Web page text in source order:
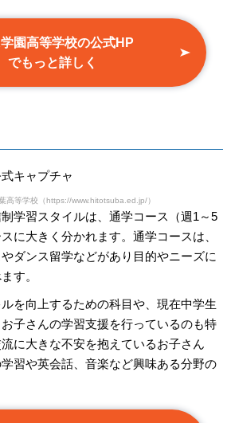
園高等学校の公式HP
でもっと詳しく
高等学校（https://www.hitotsuba.ed.jp/）
学習スタイルは、通学コース（週1～5
に大きく分かれます。通学コースは、
ダンス留学などがあり目的やニーズに
す。
を向上するための科目や、現在中学生
子さんの学習支援を行っているのも特
に大きな不安を抱えているお子さん
習や英会話、音楽など興味ある分野の